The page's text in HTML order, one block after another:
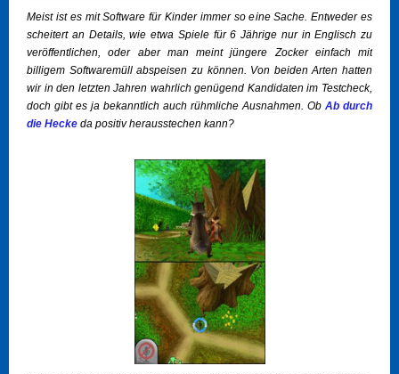
Meist ist es mit Software für Kinder immer so eine Sache. Entweder es
scheitert an Details, wie etwa Spiele für 6 Jährige nur in Englisch zu
veröffentlichen, oder aber man meint jüngere Zocker einfach mit
billigem Softwaremüll abspeisen zu können. Von beiden Arten hatten
wir in den letzten Jahren wahrlich genügend Kandidaten im Testcheck,
doch gibt es ja bekanntlich auch rühmliche Ausnahmen. Ob Ab durch
die Hecke da positiv herausstechen kann?